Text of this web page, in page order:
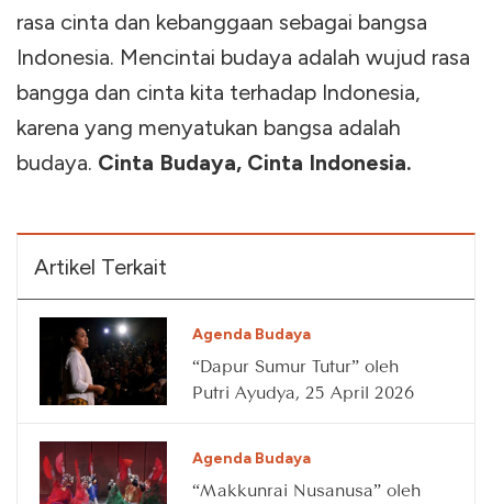
rasa cinta dan kebanggaan sebagai bangsa
Indonesia. Mencintai budaya adalah wujud rasa
bangga dan cinta kita terhadap Indonesia,
karena yang menyatukan bangsa adalah
budaya. Cinta Budaya, Cinta Indonesia.
Artikel Terkait
Agenda Budaya
“Dapur Sumur Tutur” oleh
Putri Ayudya, 25 April 2026
Agenda Budaya
“Makkunrai Nusanusa” oleh